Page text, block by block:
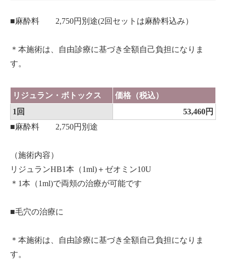
■麻酔料 2,750円別途(2回セットは麻酔料込み）
＊本施術は、自由診療に基づき全額自己負担になりま
す。
リジュラン・ボトックス
価格（税込）
1回
53,460円
■麻酔料 2,750円別途
（施術内容）
リジュランHB1本（1ml)＋ゼオミン10U
＊1本（1ml)で両頬の治療が可能です
■毛穴の治療に
＊本施術は、自由診療に基づき全額自己負担になりま
す。